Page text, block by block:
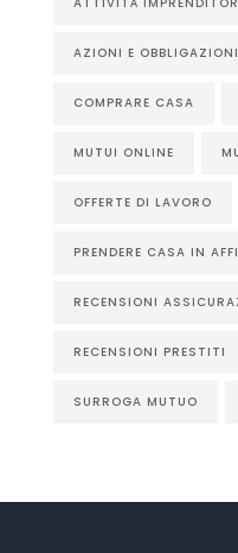
AZIONI E OBBLIGAZIONI
COMPRARE CASA
MUTUI ONLINE
OFFERTE DI LAVORO
PRENDERE CASA IN
RECENSIONI
RECENSIONI PRESTITI
SURROGA MUTUO